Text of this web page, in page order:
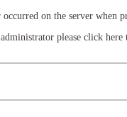
on the server when
please click here